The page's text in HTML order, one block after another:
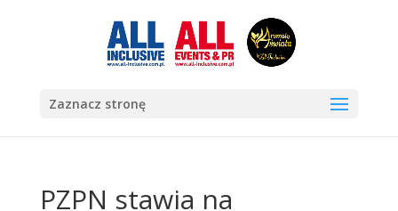
Zaznacz stronę
PZPN stawia na